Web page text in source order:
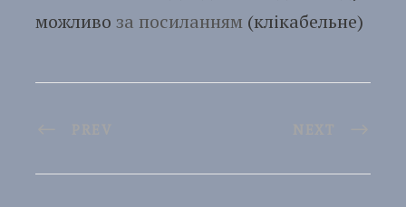
можливо за посиланням (клікабельне)